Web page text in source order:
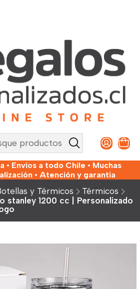
• Envíos a todo Chile • Muchas
• Atención y garantía
y Térmicos
Térmicos
stanley 1200 cc | Personalizado